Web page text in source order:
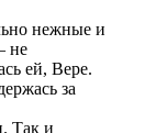
нежные и
не
ей, Вере.
за
Так и